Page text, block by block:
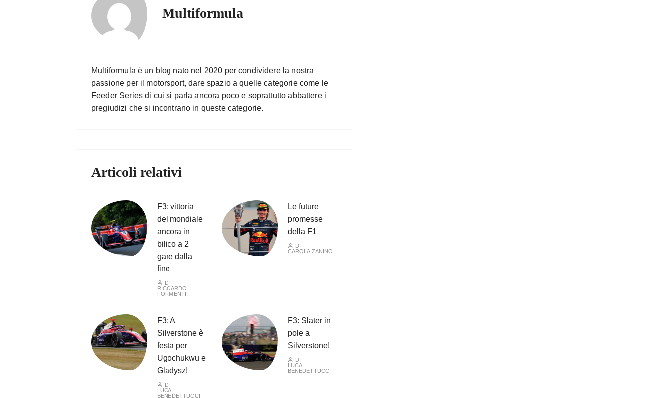
Multiformula
Multiformula è un blog nato nel 2020 per condividere la nostra
passione per il motorsport, dare spazio a quelle categorie come le
Feeder Series di cui si parla ancora poco e soprattutto abbattere i
pregiudizi che si incontrano in queste categorie.
Articoli relativi
F3: vittoria
del mondiale
ancora in
bilico a 2
gare dalla
fine
DI
RICCARDO
FORMENTI
Le future
promesse
della F1
DI
CAROLA ZANINO
F3: A
Silverstone è
festa per
Ugochukwu e
Gladysz!
DI
LUCA
BENEDETTUCCI
F3: Slater in
pole a
Silverstone!
DI
LUCA
BENEDETTUCCI